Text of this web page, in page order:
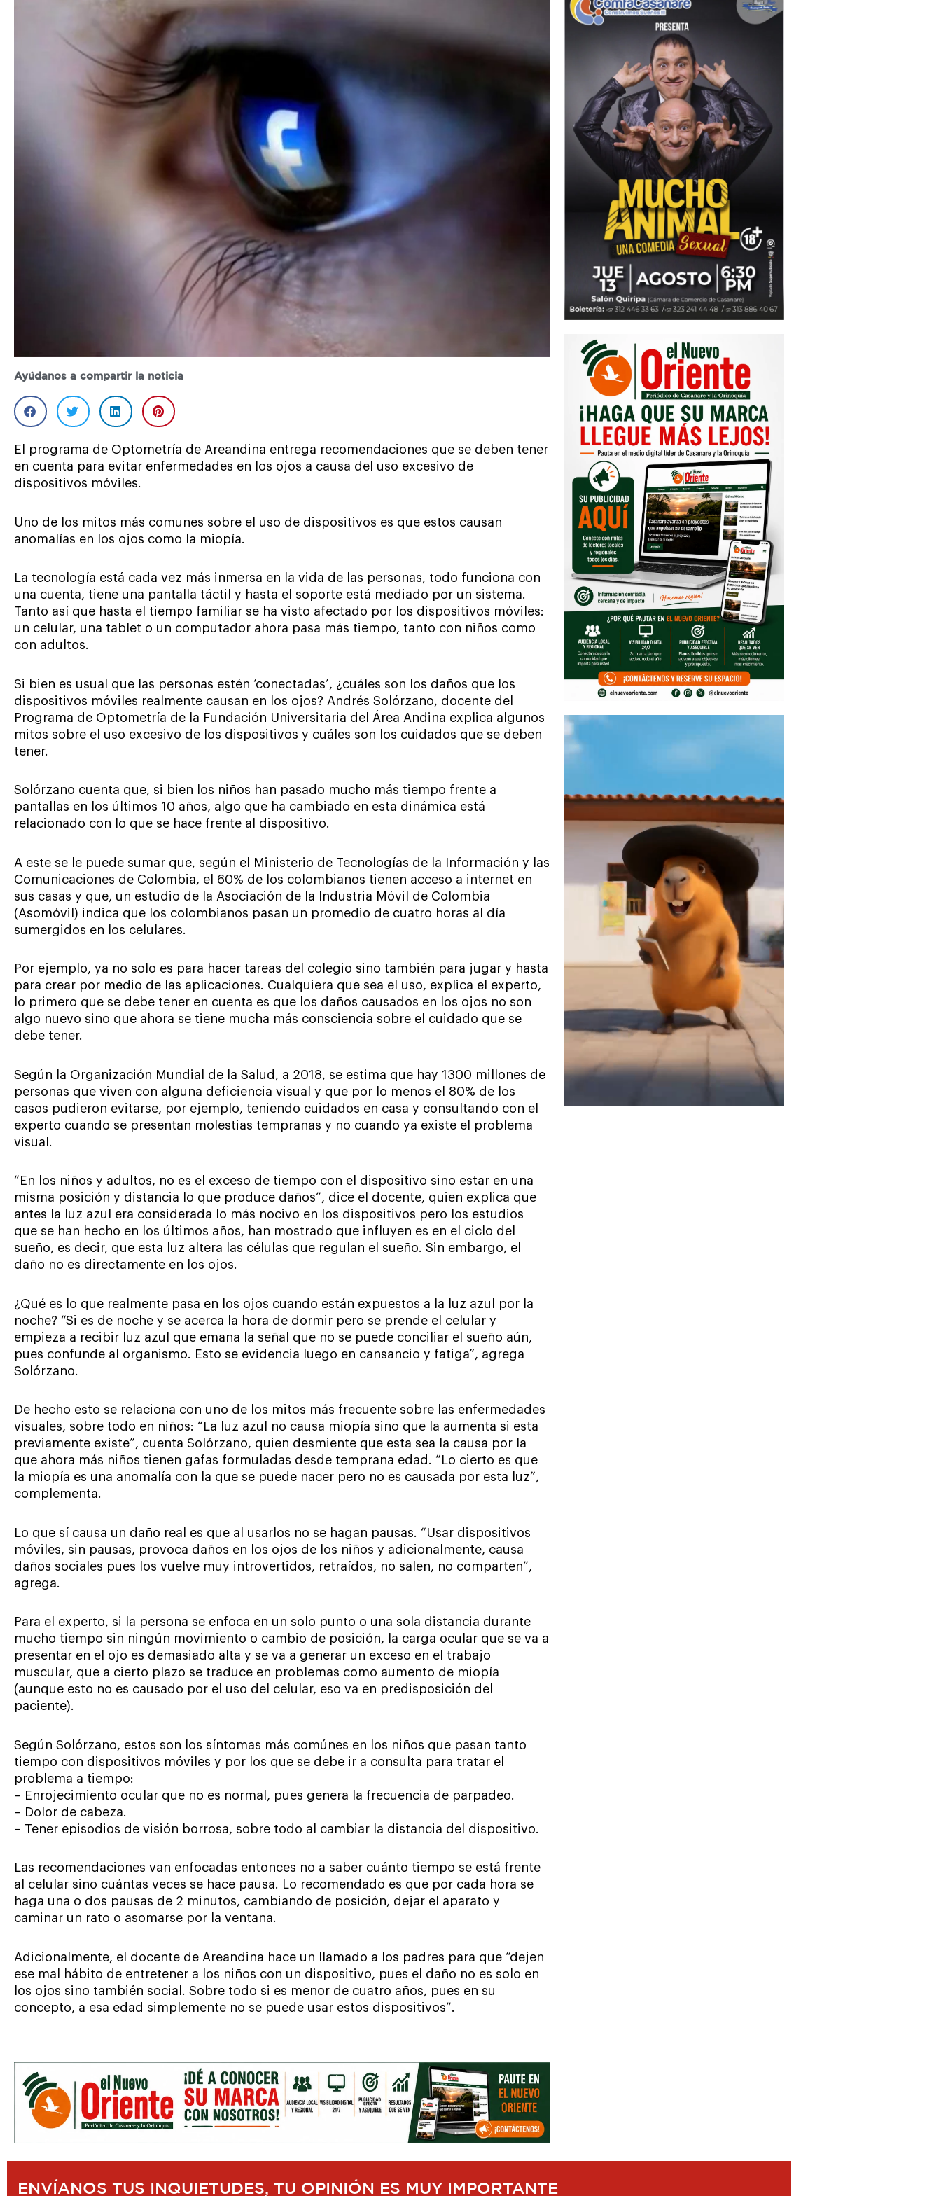
Ayúdanos a compartir la noticia
El programa de Optometría de Areandina entrega recomendaciones que se deben tener
en cuenta para evitar enfermedades en los ojos a causa del uso excesivo de
dispositivos móviles.
Uno de los mitos más comunes sobre el uso de dispositivos es que estos causan
anomalías en los ojos como la miopía.
La tecnología está cada vez más inmersa en la vida de las personas, todo funciona con
una cuenta, tiene una pantalla táctil y hasta el soporte está mediado por un sistema.
Tanto así que hasta el tiempo familiar se ha visto afectado por los dispositivos móviles:
un celular, una tablet o un computador ahora pasa más tiempo, tanto con niños como
con adultos.
Si bien es usual que las personas estén ‘conectadas’, ¿cuáles son los daños que los
dispositivos móviles realmente causan en los ojos? Andrés Solórzano, docente del
Programa de Optometría de la Fundación Universitaria del Área Andina explica algunos
mitos sobre el uso excesivo de los dispositivos y cuáles son los cuidados que se deben
tener.
Solórzano cuenta que, si bien los niños han pasado mucho más tiempo frente a
pantallas en los últimos 10 años, algo que ha cambiado en esta dinámica está
relacionado con lo que se hace frente al dispositivo.
A este se le puede sumar que, según el Ministerio de Tecnologías de la Información y las
Comunicaciones de Colombia, el 60% de los colombianos tienen acceso a internet en
sus casas y que, un estudio de la Asociación de la Industria Móvil de Colombia
(Asomóvil) indica que los colombianos pasan un promedio de cuatro horas al día
sumergidos en los celulares.
Por ejemplo, ya no solo es para hacer tareas del colegio sino también para jugar y hasta
para crear por medio de las aplicaciones. Cualquiera que sea el uso, explica el experto,
lo primero que se debe tener en cuenta es que los daños causados en los ojos no son
algo nuevo sino que ahora se tiene mucha más consciencia sobre el cuidado que se
debe tener.
Según la Organización Mundial de la Salud, a 2018, se estima que hay 1300 millones de
personas que viven con alguna deficiencia visual y que por lo menos el 80% de los
casos pudieron evitarse, por ejemplo, teniendo cuidados en casa y consultando con el
experto cuando se presentan molestias tempranas y no cuando ya existe el problema
visual.
“En los niños y adultos, no es el exceso de tiempo con el dispositivo sino estar en una
misma posición y distancia lo que produce daños”, dice el docente, quien explica que
antes la luz azul era considerada lo más nocivo en los dispositivos pero los estudios
que se han hecho en los últimos años, han mostrado que influyen es en el ciclo del
sueño, es decir, que esta luz altera las células que regulan el sueño. Sin embargo, el
daño no es directamente en los ojos.
¿Qué es lo que realmente pasa en los ojos cuando están expuestos a la luz azul por la
noche? “Si es de noche y se acerca la hora de dormir pero se prende el celular y
empieza a recibir luz azul que emana la señal que no se puede conciliar el sueño aún,
pues confunde al organismo. Esto se evidencia luego en cansancio y fatiga”, agrega
Solórzano.
De hecho esto se relaciona con uno de los mitos más frecuente sobre las enfermedades
visuales, sobre todo en niños: “La luz azul no causa miopía sino que la aumenta si esta
previamente existe”, cuenta Solórzano, quien desmiente que esta sea la causa por la
que ahora más niños tienen gafas formuladas desde temprana edad. “Lo cierto es que
la miopía es una anomalía con la que se puede nacer pero no es causada por esta luz”,
complementa.
Lo que sí causa un daño real es que al usarlos no se hagan pausas. “Usar dispositivos
móviles, sin pausas, provoca daños en los ojos de los niños y adicionalmente, causa
daños sociales pues los vuelve muy introvertidos, retraídos, no salen, no comparten”,
agrega.
Para el experto, si la persona se enfoca en un solo punto o una sola distancia durante
mucho tiempo sin ningún movimiento o cambio de posición, la carga ocular que se va a
presentar en el ojo es demasiado alta y se va a generar un exceso en el trabajo
muscular, que a cierto plazo se traduce en problemas como aumento de miopía
(aunque esto no es causado por el uso del celular, eso va en predisposición del
paciente).
Según Solórzano, estos son los síntomas más comúnes en los niños que pasan tanto
tiempo con dispositivos móviles y por los que se debe ir a consulta para tratar el
problema a tiempo:
– Enrojecimiento ocular que no es normal, pues genera la frecuencia de parpadeo.
– Dolor de cabeza.
– Tener episodios de visión borrosa, sobre todo al cambiar la distancia del dispositivo.
Las recomendaciones van enfocadas entonces no a saber cuánto tiempo se está frente
al celular sino cuántas veces se hace pausa. Lo recomendado es que por cada hora se
haga una o dos pausas de 2 minutos, cambiando de posición, dejar el aparato y
caminar un rato o asomarse por la ventana.
Adicionalmente, el docente de Areandina hace un llamado a los padres para que “dejen
ese mal hábito de entretener a los niños con un dispositivo, pues el daño no es solo en
los ojos sino también social. Sobre todo si es menor de cuatro años, pues en su
concepto, a esa edad simplemente no se puede usar estos dispositivos”.
ENVÍANOS TUS INQUIETUDES, TU OPINIÓN ES MUY IMPORTANTE